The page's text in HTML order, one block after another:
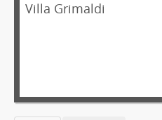
Villa Grimaldi